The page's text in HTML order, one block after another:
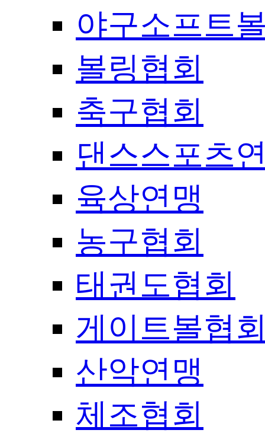
야구소프트
볼링협회
축구협회
댄스스포츠
육상연맹
농구협회
태권도협회
게이트볼협
산악연맹
체조협회